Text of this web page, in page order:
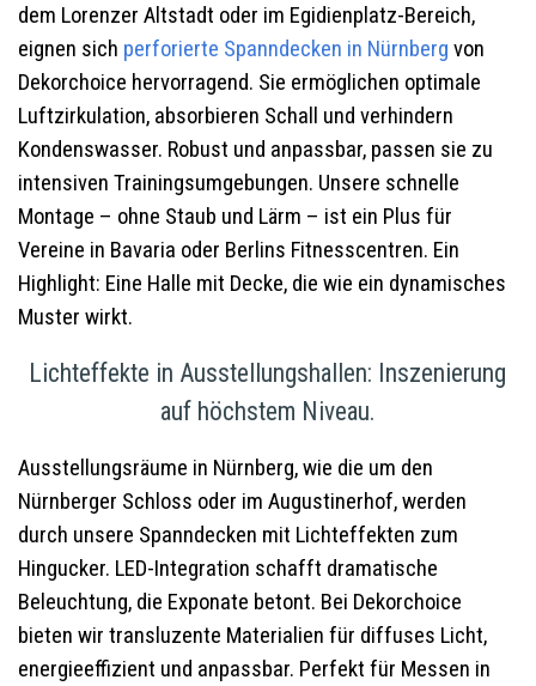
dem Lorenzer Altstadt oder im Egidienplatz-Bereich,
eignen sich perforierte Spanndecken in Nürnberg von
Dekorchoice hervorragend. Sie ermöglichen optimale
Luftzirkulation, absorbieren Schall und verhindern
Kondenswasser. Robust und anpassbar, passen sie zu
intensiven Trainingsumgebungen. Unsere schnelle
Montage – ohne Staub und Lärm – ist ein Plus für
Vereine in Bavaria oder Berlins Fitnesscentren. Ein
Highlight: Eine Halle mit Decke, die wie ein dynamisches
Muster wirkt.
Lichteffekte in Ausstellungshallen: Inszenierung
auf höchstem Niveau.
Ausstellungsräume in Nürnberg, wie die um den
Nürnberger Schloss oder im Augustinerhof, werden
durch unsere Spanndecken mit Lichteffekten zum
Hingucker. LED-Integration schafft dramatische
Beleuchtung, die Exponate betont. Bei Dekorchoice
bieten wir transluzente Materialien für diffuses Licht,
energieeffizient und anpassbar. Perfekt für Messen in